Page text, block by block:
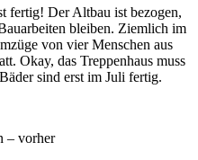
fertig! Der Altbau ist bezogen,
bleiben. Ziemlich im
von vier Menschen aus
Okay, das Treppenhaus muss
sind erst im Juli fertig.
– vorher